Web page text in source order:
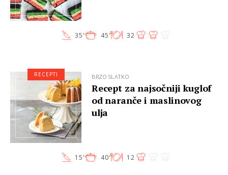
35' 45' 32
BRZO SLATKO
Recept za najsočniji kuglof
od naranče i maslinovog
ulja
15' 40' 12
RECEPTI